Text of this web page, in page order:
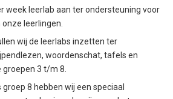
Nieuws
week leerlab aan ter ondersteuning voor
leerlingen.
wij de leerlabs inzetten ter
woordenschat, tafels en
3 t/m 8.
8 hebben wij een speciaal